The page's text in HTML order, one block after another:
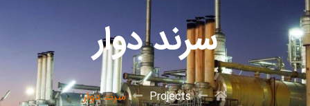
سرند دوار
Projects سرند دوار